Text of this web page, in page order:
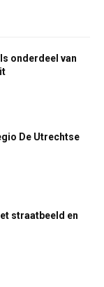
onderdeel van
De Utrechtse
straatbeeld en